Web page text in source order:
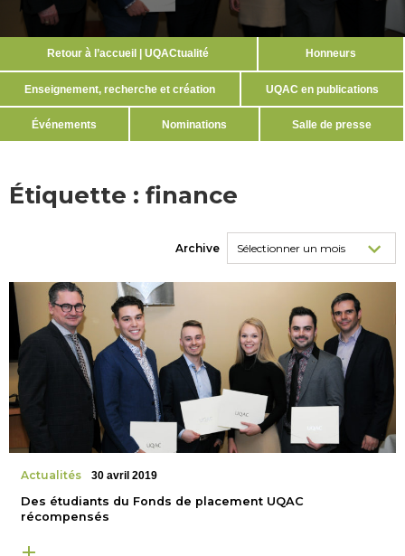
Retour à l’accueil | UQACtualité Honneurs
Enseignement, recherche et création UQAC en publications
Événements Nominations Salle de presse
Étiquette : finance
Archive
Actualités 30 avril 2019
Des étudiants du Fonds de placement UQAC
récompensés